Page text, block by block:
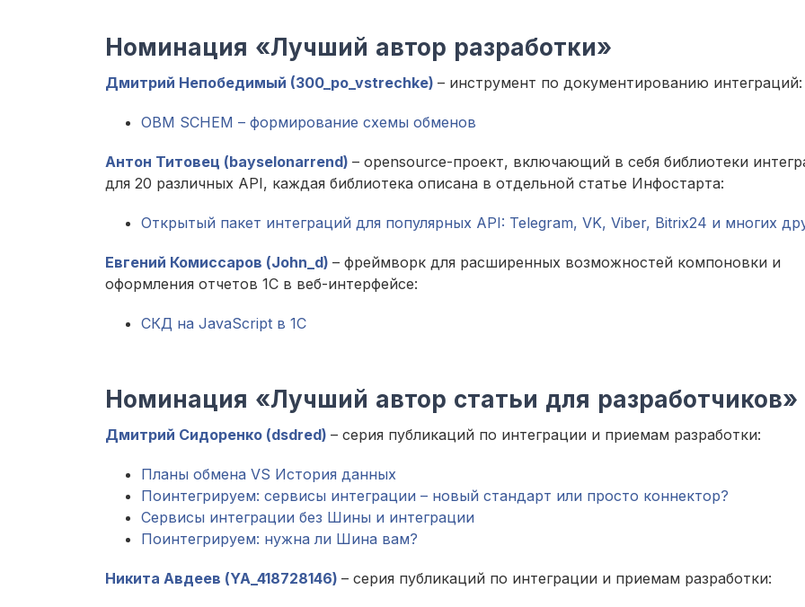
Номинация «Лучший автор разработки»
Дмитрий Непобедимый (300_po_vstrechke) – инструмент по документированию интеграций:
OBM SCHEM – формирование схемы обменов
Антон Титовец (bayselonarrend) – opensource-проект, включающий в себя библиотеки
для 20 различных API, каждая библиотека описана в отдельной статье Инфостарта:
Открытый пакет интеграций для популярных API: Telegram, VK, Viber, Bitrix24 и многих
Евгений Комиссаров (John_d) – фреймворк для расширенных возможностей компоновки и
оформления отчетов 1С в веб-интерфейсе:
СКД на JavaScript в 1С
Номинация «Лучший автор статьи для разработчиков»
Дмитрий Сидоренко (dsdred) – серия публикаций по интеграции и приемам разработки:
Планы обмена VS История данных
Поинтегрируем: сервисы интеграции – новый стандарт или просто коннектор?
Сервисы интеграции без Шины и интеграции
Поинтегрируем: нужна ли Шина вам?
Никита Авдеев (YA_418728146) – серия публикаций по интеграции и приемам разработки: